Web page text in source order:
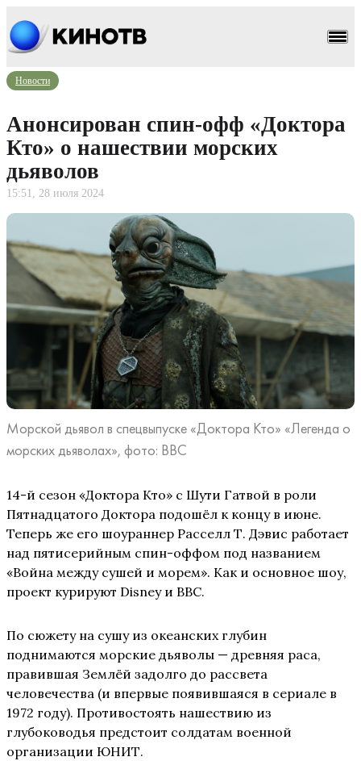
Новости
Анонсирован спин-офф «Доктора
Кто» о нашествии морских
дьяволов
15:51, 28 июля 2024
Морской дьявол в спецвыпуске «Доктора Кто» «Легенда о
морских дьяволах», фото: BBC
14-й сезон «Доктора Кто» с Шути Гатвой в роли
Пятнадцатого Доктора подошёл к концу в июне.
Теперь же его шоураннер Расселл Т. Дэвис работает
над пятисерийным спин-оффом под названием
«Война между сушей и морем». Как и основное шоу,
проект курируют Disney и BBC.
По сюжету на сушу из океанских глубин
поднимаются морские дьяволы — древняя раса,
правившая Землёй задолго до рассвета
человечества (и впервые появившаяся в сериале в
1972 году). Противостоять нашествию из
глубоководья предстоит солдатам военной
организации ЮНИТ.